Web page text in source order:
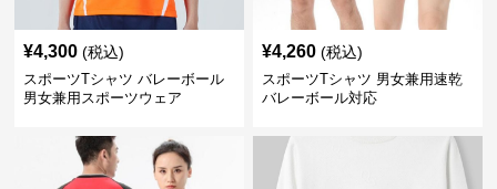
¥4,300 (税込)
スポーツTシャツ バレーボール
男女兼用スポーツウェア
¥4,260 (税込)
スポーツTシャツ 男女兼用速乾
バレーボール対応